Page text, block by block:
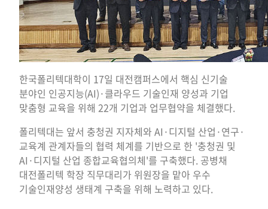
한국폴리텍대학이 17일 대전캠퍼스에서 핵심 신기술
분야인 인공지능(AI)·클라우드 기술인재 양성과 기업
맞춤형 교육을 위해 22개 기업과 업무협약을 체결했다.
폴리텍대는 앞서 충청권 지자체와 AI·디지털 산업·연구·
교육계 관계자들의 협력 체계를 기반으로 한 '충청권 및
AI·디지털 산업 종합교육협의체'를 구축했다. 공병채
대전폴리텍 학장 직무대리가 위원장을 맡아 우수
기술인재양성 생태계 구축을 위해 노력하고 있다.